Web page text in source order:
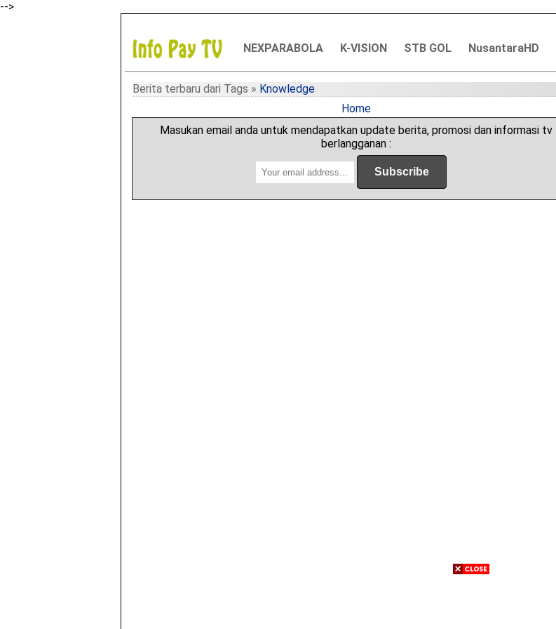
-->
NEXPARABOLA K-VISION STB GOL NusantaraHD
Berita terbaru dari Tags » Knowledge
Home
Masukan email anda untuk mendapatkan update berita, promosi dan informasi tv
berlangganan :